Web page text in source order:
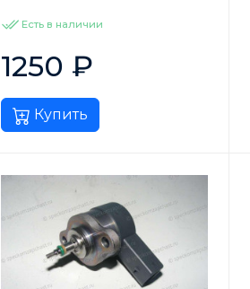
Есть в наличии
1250 ₽
Купить